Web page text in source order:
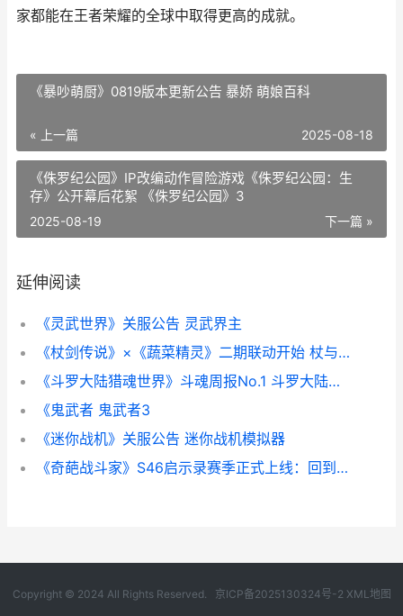
家都能在王者荣耀的全球中取得更高的成就。
《暴吵萌厨》0819版本更新公告 暴娇 萌娘百科
« 上一篇 2025-08-18
《侏罗纪公园》IP改编动作冒险游戏《侏罗纪公园：生
存》公开幕后花絮 《侏罗纪公园》3
下一篇 »
2025-08-19
延伸阅读
《灵武世界》关服公告 灵武界主
《杖剑传说》×《蔬菜精灵》二期联动开始 杖与剑漫画
《斗罗大陆猎魂世界》斗魂周报No.1 斗罗大陆猎魂森林
《鬼武者 鬼武者3
《迷你战机》关服公告 迷你战机模拟器
《奇葩战斗家》S46启示录赛季正式上线：回到开始的文明 奇葩战斗家研药台
Copyright © 2024 All Rights Reserved. 京ICP备2025130324号-2 XML地图